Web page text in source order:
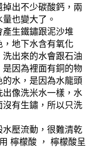
出不少碳酸鈣，兩
也變大了。
生鐵鏽跟泥沙堆
地下水含有氧化
出來的水會跟石油
因為裡面有銅的物
水，是因為水龍頭
像洗米水一樣，水
有生鏽，所以只洗
壓流動，很難清乾
檸檬酸 ， 檸檬酸呈